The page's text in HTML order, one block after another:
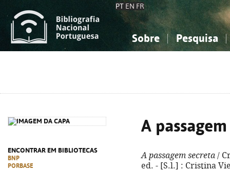
PT EN FR
Sobre Pesquisa
ENCONTRAR EM BIBLIOTECAS
BNP
PORBASE
A
A passagem secreta /
ed. - [S.l.] : Cristina